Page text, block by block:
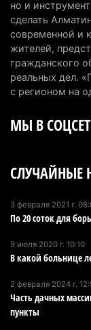
Алматинской
тарифы
6 августа 2026 г.
Сильнейшие
сборы в
Первый раз
интеллекту
Казахстанцы
6 августа 2026 г.
Пожар в
полностью
6 августа 2026 г.
но и
сделать
современной и
жителей,
гражданского
реальных дел.
с регионом на
МЫ В
СЛУЧАЙНЫЕ
3 февраля 2021 г.
По 20 соток для
9 июля 2020 г. 10:10
В какой больнице
2 февраля 2024 г.
Часть дачных
пункты